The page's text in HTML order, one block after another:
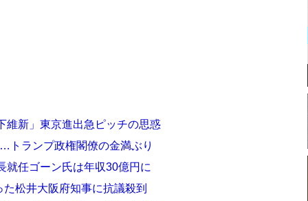
維新」東京進出急ピッチの思惑
トランプ政権閣僚の金満ぶり
就任ゴーン氏は年収30億円に
た松井大阪府知事に抗議殺到